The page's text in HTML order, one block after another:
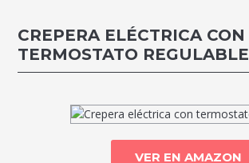
CREPERA ELÉCTRICA CON
TERMOSTATO REGULABLE
VER EN AMAZON